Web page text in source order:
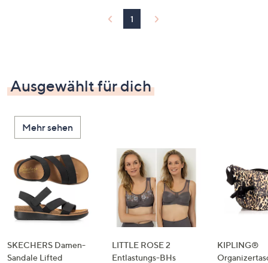
1
Ausgewählt für dich
Mehr sehen
SKECHERS Damen-
Sandale Lifted
LITTLE ROSE 2
Entlastungs-BHs
KIPLING®